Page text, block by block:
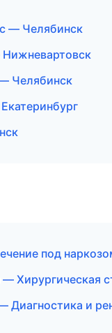
— Челябинск
Челябинск
под
Хирургическая
и